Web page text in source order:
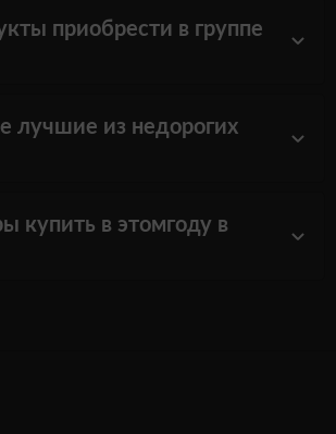
приобрести в группе
лучшие из недорогих
купить в этомгоду в